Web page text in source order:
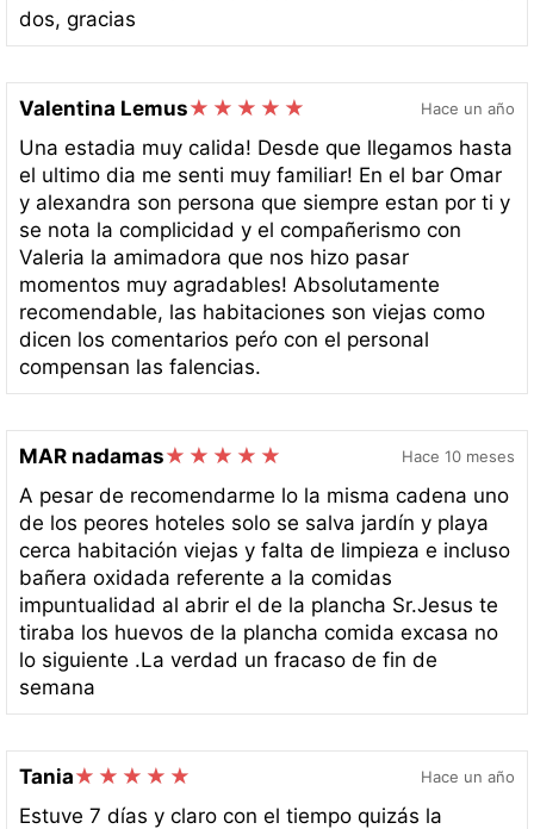
dos, gracias
Valentina Lemus Hace un año
Una estadia muy calida! Desde que llegamos hasta
el ultimo dia me senti muy familiar! En el bar Omar
y alexandra son persona que siempre estan por ti y
se nota la complicidad y el compañerismo con
Valeria la amimadora que nos hizo pasar
momentos muy agradables! Absolutamente
recomendable, las habitaciones son viejas como
dicen los comentarios peŕo con el personal
compensan las falencias.
MAR nadamas Hace 10 meses
A pesar de recomendarme lo la misma cadena uno
de los peores hoteles solo se salva jardín y playa
cerca habitación viejas y falta de limpieza e incluso
bañera oxidada referente a la comidas
impuntualidad al abrir el de la plancha Sr.Jesus te
tiraba los huevos de la plancha comida excasa no
lo siguiente .La verdad un fracaso de fin de
semana
Tania Hace un año
Estuve 7 días y claro con el tiempo quizás la